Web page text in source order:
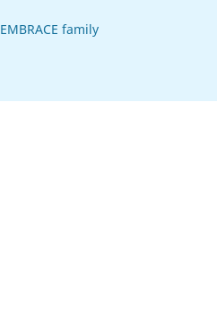
EMBRACE family